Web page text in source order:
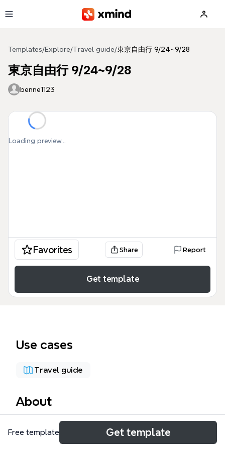
Templates/Explore/Travel guide/東京自由行 9/24~9/28
東京自由行 9/24~9/28
benne1123
Loading preview...
Favorites Share Report
Get template
Use cases
Travel guide
About
這份「東京自由行 9/24~9/28」Xmind 範本涵蓋五日
完整行程，包含航班、住宿、交通、餐飲、購物與景點
Free template Get template